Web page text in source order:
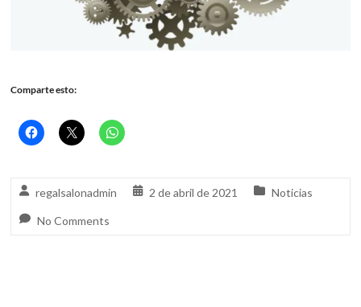
Comparte esto:
regalsalonadmin 2 de abril de 2021 Noticias
No Comments